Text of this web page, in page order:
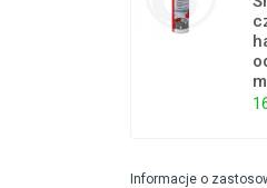
Informacje o